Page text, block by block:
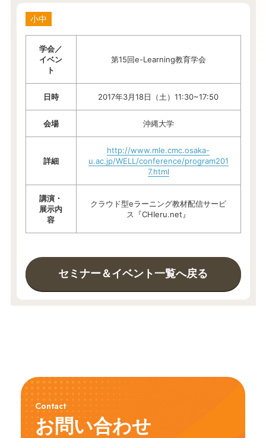
小中
学会／
イベン
ト
第15回e-Learning教育学会
日時 2017年3月18日（土）11:30~17:50
会場 沖縄大学
詳細
http://www.mle.cmc.osaka-
u.ac.jp/WELL/conference/program201
7.html
講演・
展示内
容
クラウド型eラーニング教材配信サービ
ス『CHIeru.net』
セミナー＆イベント一覧へ戻る
Contact
お問い合わせ